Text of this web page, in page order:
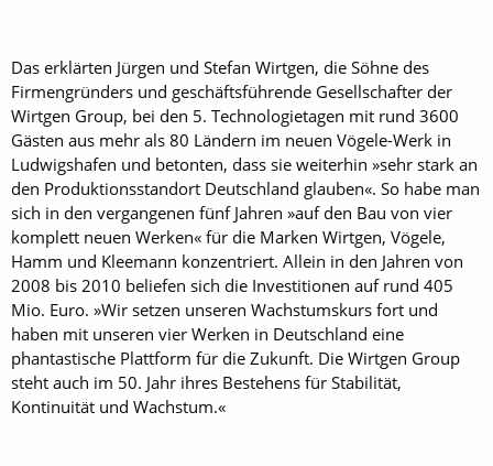
Das erklärten Jürgen und Stefan Wirtgen, die Söhne des
Firmengründers und geschäftsführende Gesellschafter der
Wirtgen Group, bei den 5. Technologietagen mit rund 3600
Gästen aus mehr als 80 Ländern im neuen Vögele-Werk in
Ludwigshafen und betonten, dass sie weiterhin »sehr stark an
den Produktionsstandort Deutschland glauben«. So habe man
sich in den vergangenen fünf Jahren »auf den Bau von vier
komplett neuen Werken« für die Marken Wirtgen, Vögele,
Hamm und Kleemann konzentriert. Allein in den Jahren von
2008 bis 2010 beliefen sich die Investitionen auf rund 405
Mio. Euro. »Wir setzen unseren Wachstumskurs fort und
haben mit unseren vier Werken in Deutschland eine
phantastische Plattform für die Zukunft. Die Wirtgen Group
steht auch im 50. Jahr ihres Bestehens für Stabilität,
Kontinuität und Wachstum.«